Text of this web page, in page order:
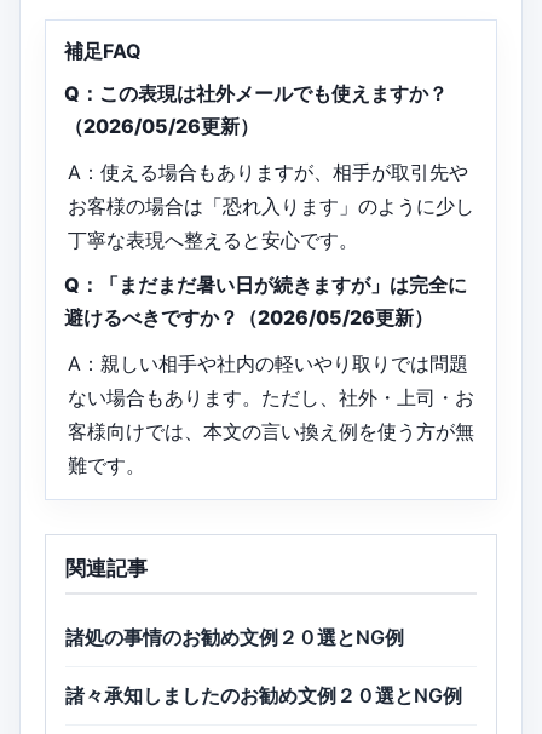
補足FAQ
Q：この表現は社外メールでも使えますか？
（2026/05/26更新）
A：使える場合もありますが、相手が取引先や
お客様の場合は「恐れ入ります」のように少し
丁寧な表現へ整えると安心です。
Q：「まだまだ暑い日が続きますが」は完全に
避けるべきですか？（2026/05/26更新）
A：親しい相手や社内の軽いやり取りでは問題
ない場合もあります。ただし、社外・上司・お
客様向けでは、本文の言い換え例を使う方が無
難です。
関連記事
諸処の事情のお勧め文例２０選とNG例
諸々承知しましたのお勧め文例２０選とNG例